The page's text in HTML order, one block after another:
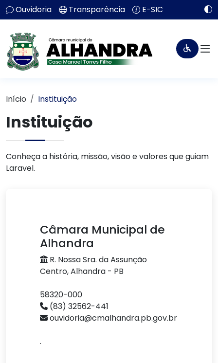
Ouvidoria Transparência E-SIC
Início Instituição
Instituição
Conheça a história, missão, visão e valores que guiam
Laravel.
Câmara Municipal de
Alhandra
R. Nossa Sra. da Assunção
Centro, Alhandra - PB
58320-000
(83) 32562-441
ouvidoria@cmalhandra.pb.gov.br
.